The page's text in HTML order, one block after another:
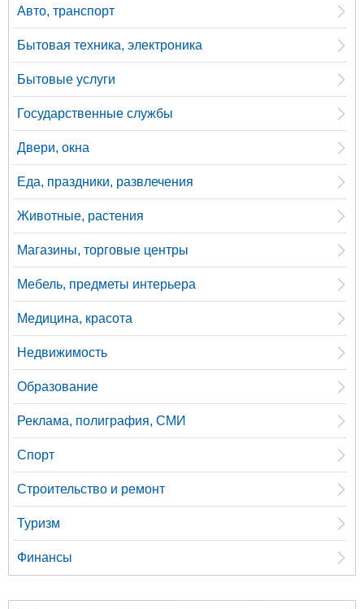
Авто, транспорт
Бытовая техника, электроника
Бытовые услуги
Государственные службы
Двери, окна
Еда, праздники, развлечения
Животные, растения
Магазины, торговые центры
Мебель, предметы интерьера
Медицина, красота
Недвижимость
Образование
Реклама, полиграфия, СМИ
Спорт
Строительство и ремонт
Туризм
Финансы